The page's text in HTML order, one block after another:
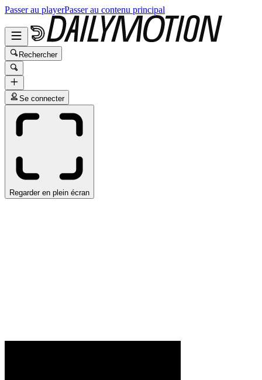
Passer au playerPasser au contenu principal
Rechercher
Se connecter
Regarder en plein écran